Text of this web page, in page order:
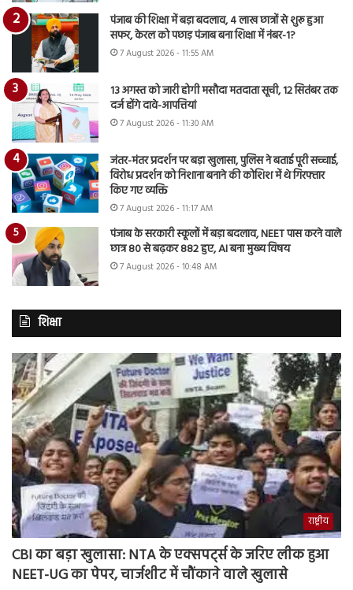
पंजाब की शिक्षा में बड़ा बदलाव, 4 लाख छात्रों से शुरू हुआ
सफर, केरल को पछाड़ पंजाब बना शिक्षा में नंबर-1?
7 August 2026 - 11:55 AM
13 अगस्त को जारी होगी मसौदा मतदाता सूची, 12 सितंबर तक
दर्ज होंगे दावे-आपत्तियां
7 August 2026 - 11:30 AM
जंतर-मंतर प्रदर्शन पर बड़ा खुलासा, पुलिस ने बताई पूरी सच्चाई,
विरोध प्रदर्शन को निशाना बनाने की कोशिश में थे गिरफ्तार
किए गए व्यक्ति
7 August 2026 - 11:17 AM
पंजाब के सरकारी स्कूलों में बड़ा बदलाव, NEET पास करने वाले
छात्र 80 से बढ़कर 882 हुए, AI बना मुख्य विषय
7 August 2026 - 10:48 AM
शिक्षा
राष्ट्रीय
CBI का बड़ा खुलासा: NTA के एक्सपर्ट्स के जरिए लीक हुआ
NEET-UG का पेपर, चार्जशीट में चौंकाने वाले खुलासे